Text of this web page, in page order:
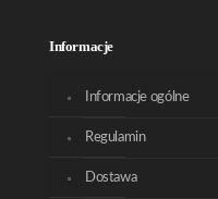
Informacje
Informacje ogólne
Regulamin
Dostawa